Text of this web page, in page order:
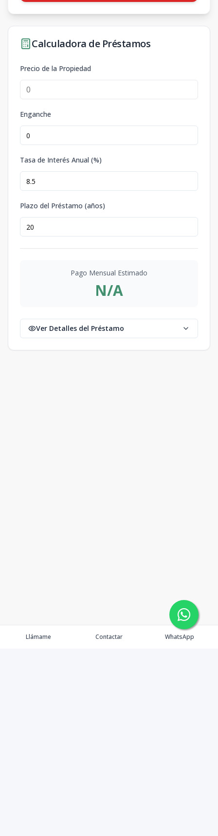
Calculadora de Préstamos
Precio de la Propiedad
Enganche
Tasa de Interés Anual (%)
Plazo del Préstamo (años)
Pago Mensual Estimado
N/A
Ver Detalles del Préstamo
Llámame Contactar WhatsApp